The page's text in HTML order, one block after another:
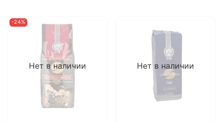
Нет в наличии
-24%
Нет в наличии